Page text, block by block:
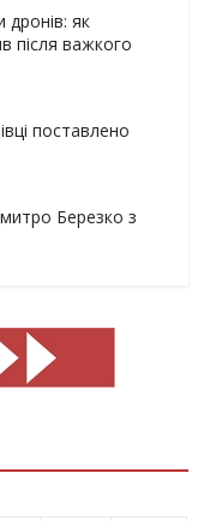
дронів: як
після важкого
поставлено
Березко з